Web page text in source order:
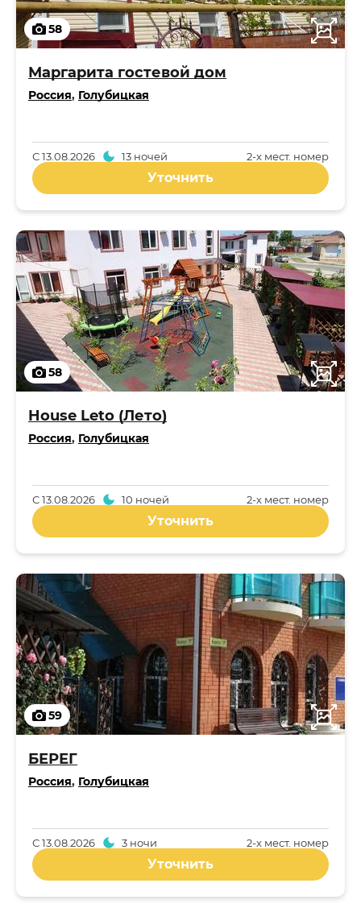
58
Маргарита гостевой дом
Россия, Голубицкая
2-x мест. номер
С13.08.2026 13 ночей
Уточнить
58
House Leto (Лето)
Россия, Голубицкая
2-x мест. номер
С13.08.2026 10 ночей
Уточнить
59
БЕРЕГ
Россия, Голубицкая
2-x мест. номер
С13.08.2026 3 ночи
Уточнить